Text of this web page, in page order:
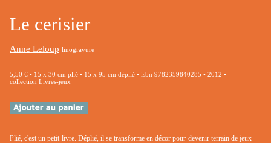
Le cerisier
Anne Leloup linogravure
5,50 € • 15 x 30 cm plié • 15 x 95 cm déplié • isbn 9782359840285 • 2012 •
collection Livres-jeux
Plié, c'est un petit livre. Déplié, il se transforme en décor pour devenir terrain de jeux